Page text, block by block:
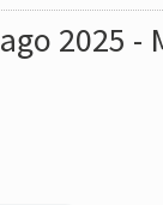
2025 -